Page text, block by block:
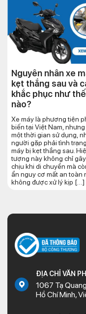
Nguyên nhân xe
kẹt thắng sau và
khắc phục như thế
nào?
Xe máy là phương tiện
biến tại Việt Nam,
một thời gian sử dụng,
người gặp phải tình
máy bị kẹt thắng sau.
tượng này không chỉ
chịu khi di chuyển mà
ẩn nguy cơ mất an toàn
không được xử lý kịp […]
ĐỊA CHỈ VĂN
1067 Tạ
Hồ Chí Minh,